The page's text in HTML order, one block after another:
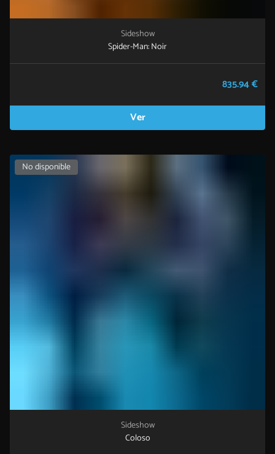
Sideshow
Spider-Man: Noir
835.94 €
Ver
No disponible
Sideshow
Coloso